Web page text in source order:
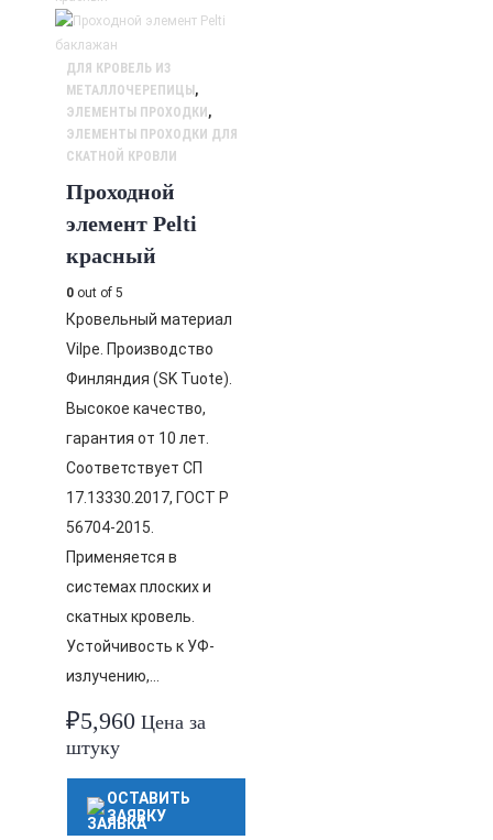
ДЛЯ КРОВЕЛЬ ИЗ
МЕТАЛЛОЧЕРЕПИЦЫ ,
ЭЛЕМЕНТЫ ПРОХОДКИ ,
ЭЛЕМЕНТЫ ПРОХОДКИ ДЛЯ
СКАТНОЙ КРОВЛИ
Проходной
элемент Pelti
красный
0 out of 5
Кровельный материал
Vilpe. Производство
Финляндия (SK Tuote).
Высокое качество,
гарантия от 10 лет.
Соответствует СП
17.13330.2017, ГОСТ Р
56704-2015.
Применяется в
системах плоских и
скатных кровель.
Устойчивость к УФ-
излучению,…
₽5,960 Цена за
штуку
ОСТАВИТЬ
ЗАЯВКУ